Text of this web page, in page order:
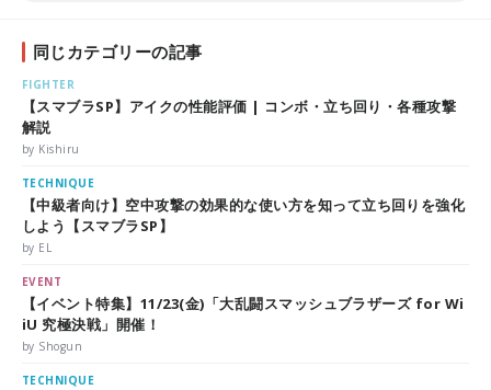
同じカテゴリーの記事
FIGHTER
【スマブラSP】アイクの性能評価 | コンボ・立ち回り・各種攻撃
解説
by Kishiru
TECHNIQUE
【中級者向け】空中攻撃の効果的な使い方を知って立ち回りを強化
しよう【スマブラSP】
by EL
EVENT
【イベント特集】11/23(金)「大乱闘スマッシュブラザーズ for Wi
iU 究極決戦」開催！
by Shogun
TECHNIQUE